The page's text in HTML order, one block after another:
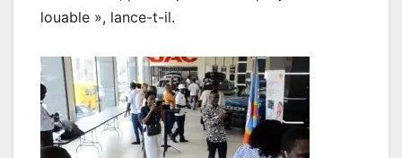
louable », lance-t-il.